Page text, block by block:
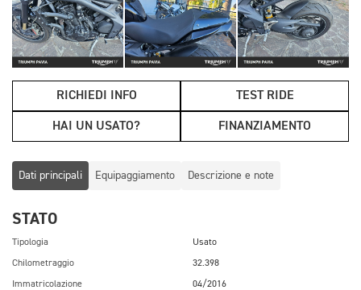
RICHIEDI INFO TEST RIDE
HAI UN USATO? FINANZIAMENTO
Dati principali Equipaggiamento Descrizione e note
STATO
Tipologia Usato
Chilometraggio 32.398
Immatricolazione 04/2016